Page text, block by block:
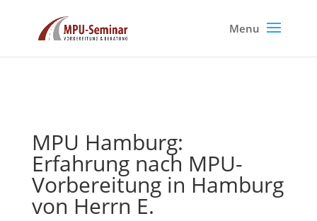
MPU Hamburg:
Erfahrung nach MPU-
Vorbereitung in Hamburg
von Herrn E.